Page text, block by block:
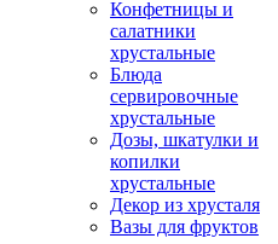
Конфетницы и
салатники
хрустальные
Блюда
сервировочные
хрустальные
Дозы, шкатулки и
копилки
хрустальные
Декор из хрусталя
Вазы для фруктов